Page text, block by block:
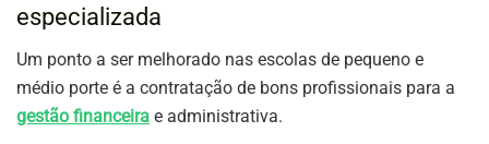
especializada
Um ponto a ser melhorado nas escolas de pequeno e
médio porte é a contratação de bons profissionais para a
gestão financeira e administrativa.